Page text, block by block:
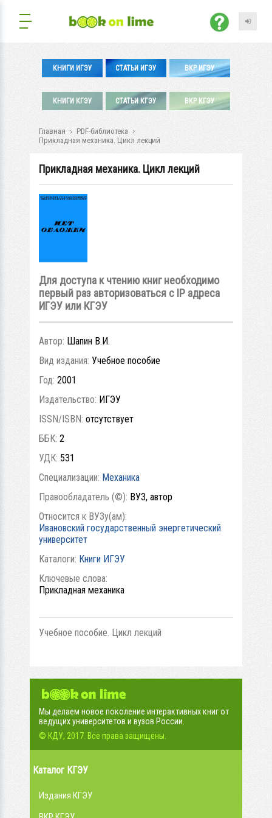
КНИГИ ИГЭУ СТАТЬИ ИГЭУ ВКР ИГЭУ
КНИГИ КГЭУ СТАТЬИ КГЭУ ВКР КГЭУ
Главная
PDF-библиотека
Прикладная механика. Цикл лекций
Прикладная механика. Цикл лекций
Для доступа к чтению книг необходимо
первый раз авторизоваться с IP адреса
ИГЭУ или КГЭУ
Автор: Шапин В.И.
Вид издания: Учебное пособие
Год: 2001
Издательство: ИГЭУ
ISSN/ISBN: отсутствует
ББК: 2
УДК: 531
Специализации: Механика
Правообладатель (©): ВУЗ, автор
Относится к ВУЗу(ам):
Ивановский государственный энергетический
университет
Каталоги: Книги ИГЭУ
Ключевые слова:
Прикладная механика
Учебное пособие. Цикл лекций
Мы делаем новое поколение интерактивных книг от
ведущих университетов и вузов России.
© КДУ, 2017. Все права защищены.
Каталог КГЭУ
Издания КГЭУ